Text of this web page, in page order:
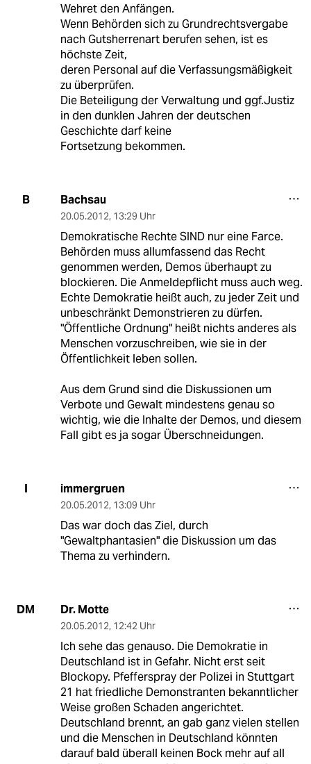
Wehret den Anfängen.
Wenn Behörden sich zu Grundrechtsvergabe
nach Gutsherrenart berufen sehen, ist es
höchste Zeit,
deren Personal auf die Verfassungsmäßigkeit
zu überprüfen.
Die Beteiligung der Verwaltung und ggf.Justiz
in den dunklen Jahren der deutschen
Geschichte darf keine
Fortsetzung bekommen.
B Bachsau
20.05.2012, 13:29 Uhr
Demokratische Rechte SIND nur eine Farce.
Behörden muss allumfassend das Recht
genommen werden, Demos überhaupt zu
blockieren. Die Anmeldepflicht muss auch weg.
Echte Demokratie heißt auch, zu jeder Zeit und
unbeschränkt Demonstrieren zu dürfen.
"Öffentliche Ordnung" heißt nichts anderes als
Menschen vorzuschreiben, wie sie in der
Öffentlichkeit leben sollen.
Aus dem Grund sind die Diskussionen um
Verbote und Gewalt mindestens genau so
wichtig, wie die Inhalte der Demos, und diesem
Fall gibt es ja sogar Überschneidungen.
I immergruen
20.05.2012, 13:09 Uhr
Das war doch das Ziel, durch
"Gewaltphantasien" die Diskussion um das
Thema zu verhindern.
DM Dr. Motte
20.05.2012, 12:42 Uhr
Ich sehe das genauso. Die Demokratie in
Deutschland ist in Gefahr. Nicht erst seit
Blockopy. Pfefferspray der Polizei in Stuttgart
21 hat friedliche Demonstranten bekanntlicher
Weise großen Schaden angerichtet.
Deutschland brennt, an gab ganz vielen stellen
und die Menschen in Deutschland könnten
darauf bald überall keinen Bock mehr auf all